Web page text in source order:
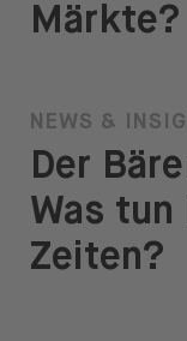
Märkte?
NEWS &
Der
Was
Zeiten?